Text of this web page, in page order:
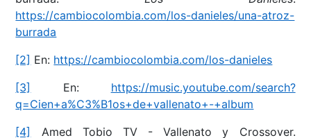
https://cambiocolombia.com/los-danieles/una-atroz-
burrada
[2] En: https://cambiocolombia.com/los-danieles
[3]
En: https://music.youtube.com/search?
q=Cien+a%C3%B1os+de+vallenato+-+album
[4]
Amed Tobio TV - Vallenato y Crossover.